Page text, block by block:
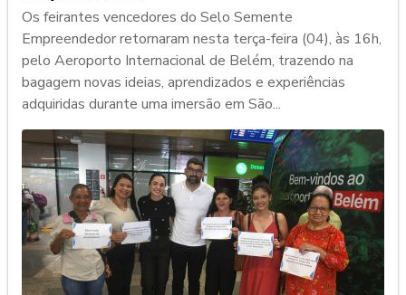
Os feirantes vencedores do Selo Semente
Empreendedor retornaram nesta terça-feira (04), às 16h,
pelo Aeroporto Internacional de Belém, trazendo na
bagagem novas ideias, aprendizados e experiências
adquiridas durante uma imersão em São...